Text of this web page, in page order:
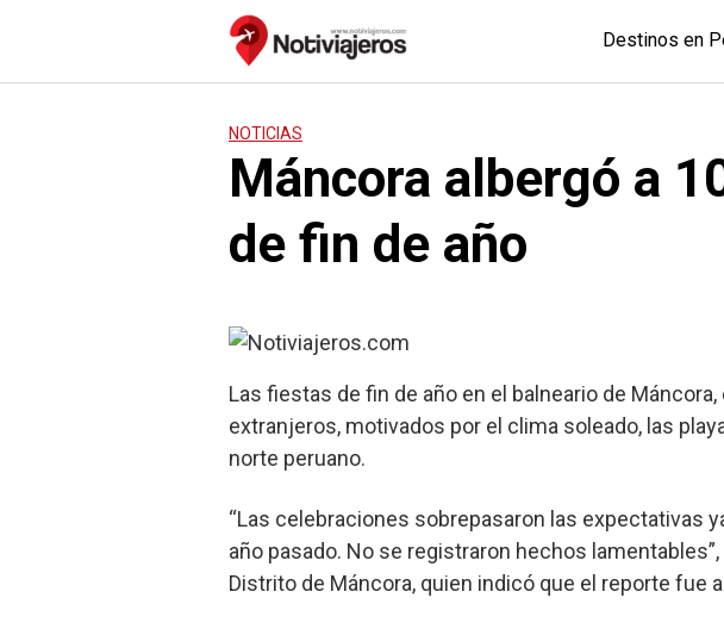
Destinos en
NOTICIAS
Máncora albergó a
de fin de año
Las fiestas de fin de año en el balneario de
extranjeros, motivados por el clima soleado, las
norte peruano.
“Las celebraciones sobrepasaron las expectativas
año pasado. No se registraron hechos
Distrito de Máncora, quien indicó que el reporte fue